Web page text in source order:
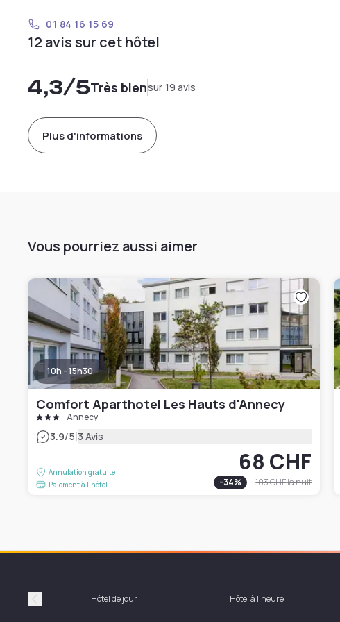
01 84 16 15 69
12 avis sur cet hôtel
4,3/5Très biensur 19 avis
Plus d'informations
Vous pourriez aussi aimer
10h - 15h30
Comfort Aparthotel Les Hauts d'Annecy
Annecy
3.9/5|3 Avis
Annulation gratuite
Paiement à l'hôtel
68 CHF
-34% 103 CHFla nuit
Précédent Hôtel de jour Hôtel à l'heure